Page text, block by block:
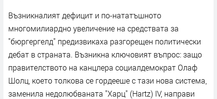
Възникналият дефицит и по-нататъшното
многомилиардно увеличение на средствата за
"бюргергелд" предизвикаха разгорещен политически
дебат в страната. Възникна ключовият въпрос: защо
правителството на канцлера социалдемократ Олаф
Шолц, което толкова се гордееше с тази нова система,
заменила недолюбваната "Харц" (Hartz) IV, направи